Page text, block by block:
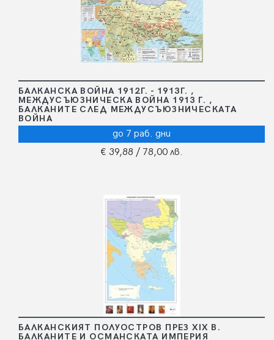
БАЛКАНСКА ВОЙНА 1912Г. - 1913Г. ,
МЕЖДУСЪЮЗНИЧЕСКА ВОЙНА 1913 Г. ,
БАЛКАНИТЕ СЛЕД МЕЖДУСЪЮЗНИЧЕСКАТА
ВОЙНА
до 7 раб. дни
€ 39,88 / 78,00 лв.
БАЛКАНСКИЯТ ПОЛУОСТРОВ ПРЕЗ ХІХ В.
БАЛКАНИТЕ И ОСМАНСКАТА ИМПЕРИЯ